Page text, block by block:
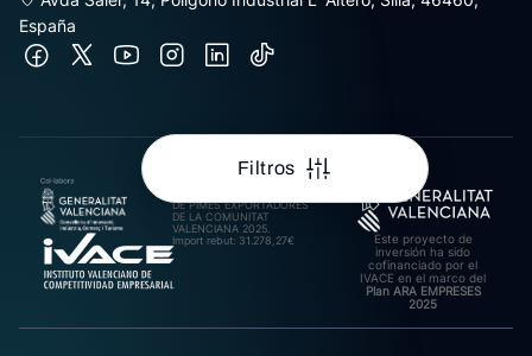
Filtros
España
DE PIMES EXPORTADORES
DE LA COMUNITAT
VALENCIANA 2025.
Import rebut: 31.278,27€
Este proyecto de
inversión ha sido
cofinanciado por el
IVACE en el marco del
Plan ARA EMPRESES
2025